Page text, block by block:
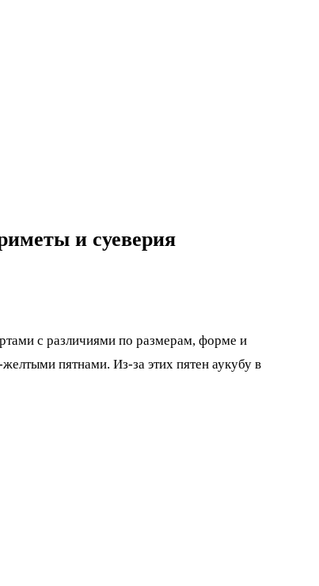
и суеверия
с различиями по размерам, форме и
пятнами. Из-за этих пятен аукубу в